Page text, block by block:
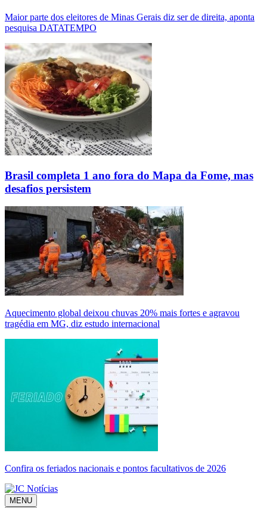
Maior parte dos eleitores de Minas Gerais diz ser de direita, aponta
pesquisa DATATEMPO
Brasil completa 1 ano fora do Mapa da Fome, mas
desafios persistem
Aquecimento global deixou chuvas 20% mais fortes e agravou
tragédia em MG, diz estudo internacional
Confira os feriados nacionais e pontos facultativos de 2026
MENU